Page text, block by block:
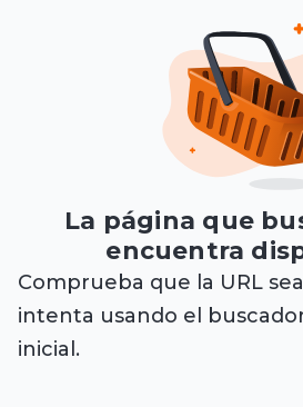
La página que
encuentra
Comprueba que la URL
intenta usando el
inicial.